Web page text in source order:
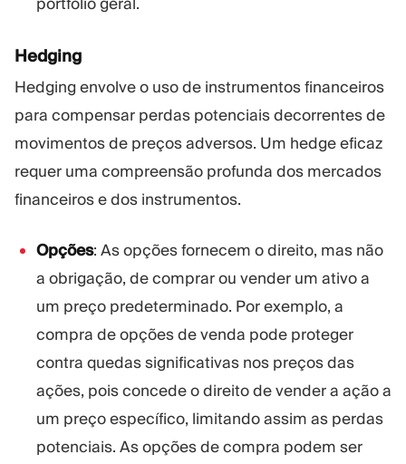
Hedging
Hedging envolve o uso de instrumentos financeiros
para compensar perdas potenciais decorrentes de
movimentos de preços adversos. Um hedge eficaz
requer uma compreensão profunda dos mercados
financeiros e dos instrumentos.
Opções: As opções fornecem o direito, mas não
a obrigação, de comprar ou vender um ativo a
um preço predeterminado. Por exemplo, a
compra de opções de venda pode proteger
contra quedas significativas nos preços das
ações, pois concede o direito de vender a ação a
um preço específico, limitando assim as perdas
potenciais. As opções de compra podem ser